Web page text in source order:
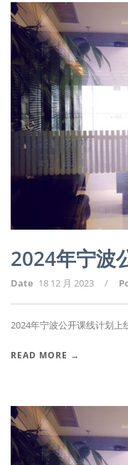
2024年宁波
Date 18 12 月 2023 /
2024年宁波公开课线计划上
READ MORE →